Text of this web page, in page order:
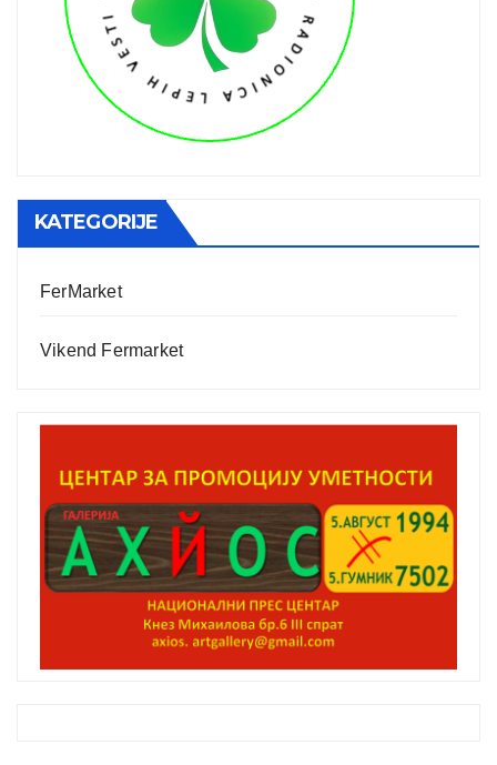
KATEGORIJE
FerMarket
Vikend Fermarket